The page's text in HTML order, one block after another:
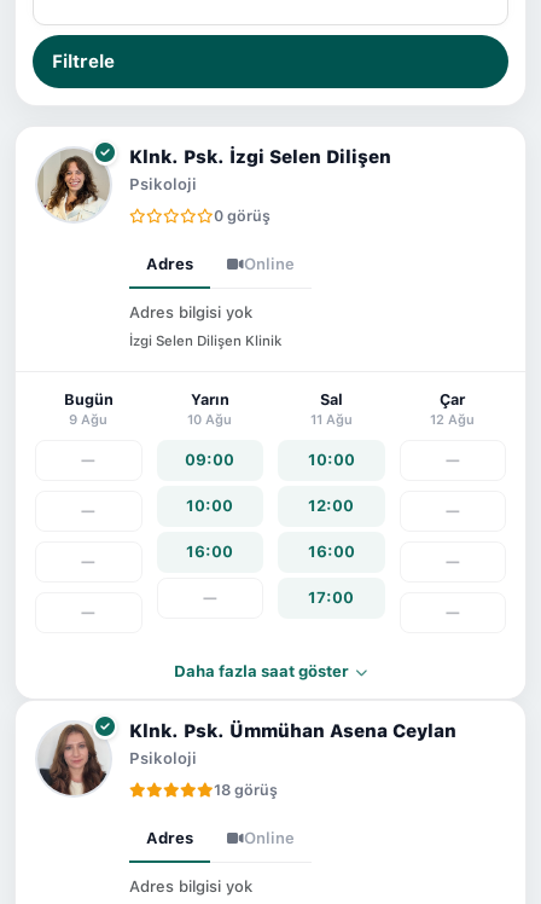
Filtrele
Klnk. Psk. İzgi Selen Dilişen
Psikoloji
0 görüş
Adres Online
Adres bilgisi yok
İzgi Selen Dilişen Klinik
Bugün
9 Ağu
—
—
—
—
Yarın
10 Ağu
09:00
10:00
16:00
—
Sal
11 Ağu
10:00
12:00
16:00
17:00
Çar
12 Ağu
—
—
—
—
Daha fazla saat göster
Klnk. Psk. Ümmühan Asena Ceylan
Psikoloji
18 görüş
Adres Online
Adres bilgisi yok